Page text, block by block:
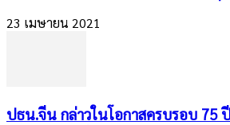
23 เมษายน 2021
ปธน.จีน กล่าวในโอกาสครบรอบ 75